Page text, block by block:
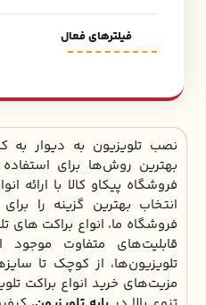
فیلترهای فعال
نصب تلویزیون به دیوار
بهترین روش‌ها برای
فروشگاه پیکاو کالا با ارائه
انتخاب بهترین گزینه را
فروشگاه ما، انواع براکت ‌های
قابلیت‌های متفاوت
تلویزیون‌ها، از کوچک تا
مزیت‌های خرید انواع براکت